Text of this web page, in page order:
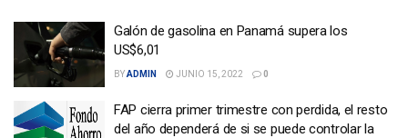
Galón de gasolina en Panamá supera los
US$6,01
BYADMIN JUNIO 15, 2022 0
FAP cierra primer trimestre con perdida, el resto
del año dependerá de si se puede controlar la